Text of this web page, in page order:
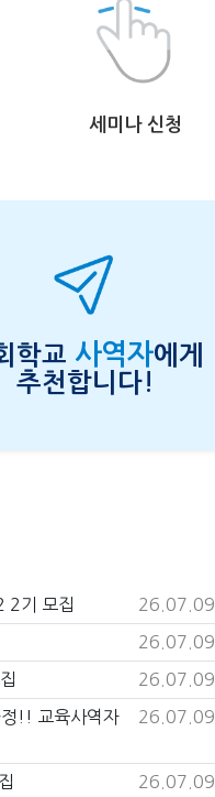
세미나 신청
학교 사역자에게
추천합니다!
2기 모집 26.07.09
26.07.09
26.07.09
정!! 교육사역자
26.07.09
26.07.09